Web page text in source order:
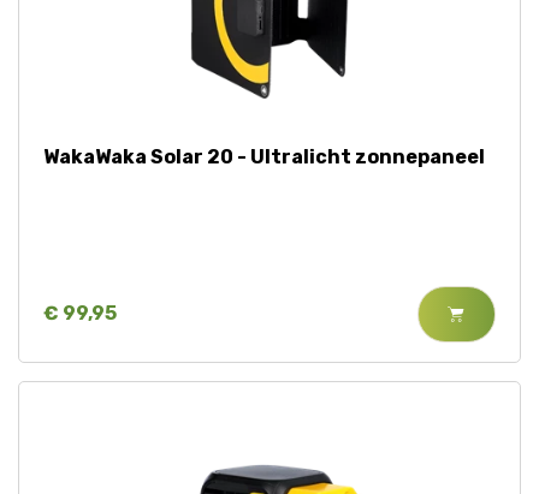
WakaWaka Solar 20 - Ultralicht zonnepaneel
€ 99,95